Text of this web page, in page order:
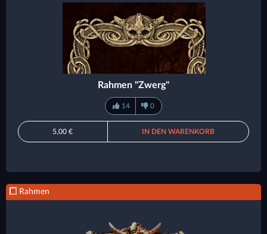
Rahmen "Zwerg"
14 0
5,00 € IN DEN WARENKORB
Rahmen